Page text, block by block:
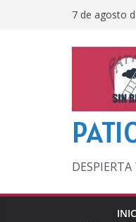
7 de agosto